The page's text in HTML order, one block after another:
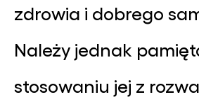
zdrowia i dobrego
Należy jednak
stosowaniu jej z